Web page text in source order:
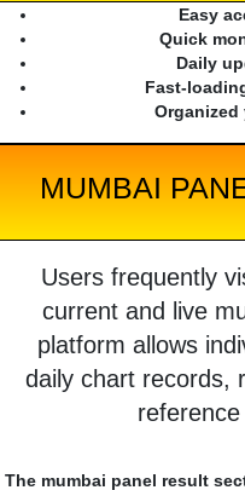
Easy
Quick
Daily
Fast-
MUMBAI
Users frequently
current and live
platform allows
daily chart records,
The mumbai panel result